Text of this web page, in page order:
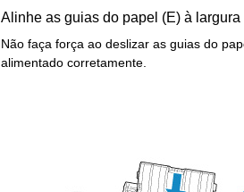
Alinhe as guias do papel (E) à
Não faça força ao deslizar as guias do
alimentado corretamente.